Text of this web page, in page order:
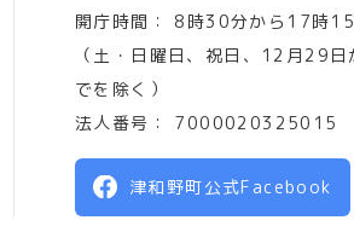
開庁時間：
8時30分から17時
（土・日曜日、祝日、12月29
でを除く）
法人番号：
7000020325015
津和野町公式Facebook